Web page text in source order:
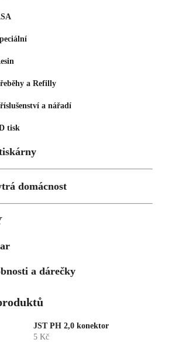
a Refilly
a nářadí
tisk
domácnost
a dárečky
JST PH 2,0 konektor
5 Kč